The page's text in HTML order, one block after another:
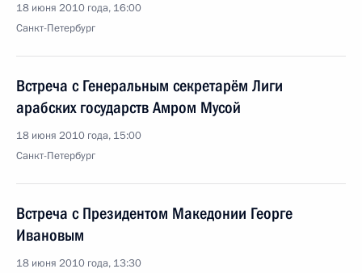
18 июня 2010 года, 16:00
Санкт-Петербург
Встреча с Генеральным секретарём Лиги
арабских государств Амром Мусой
18 июня 2010 года, 15:00
Санкт-Петербург
Встреча с Президентом Македонии Георге
Ивановым
18 июня 2010 года, 13:30